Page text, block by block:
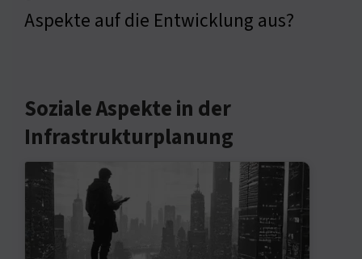
Aspekte auf die Entwicklung aus?
Soziale Aspekte in der
Infrastrukturplanung